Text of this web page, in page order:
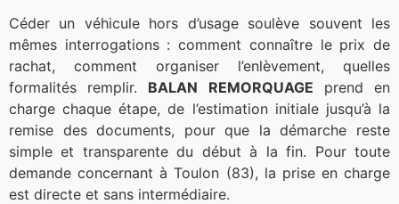
Céder un véhicule hors d’usage soulève souvent les
mêmes interrogations : comment connaître le prix de
rachat, comment organiser l’enlèvement, quelles
formalités remplir. BALAN REMORQUAGE prend en
charge chaque étape, de l’estimation initiale jusqu’à la
remise des documents, pour que la démarche reste
simple et transparente du début à la fin. Pour toute
demande concernant à Toulon (83), la prise en charge
est directe et sans intermédiaire.